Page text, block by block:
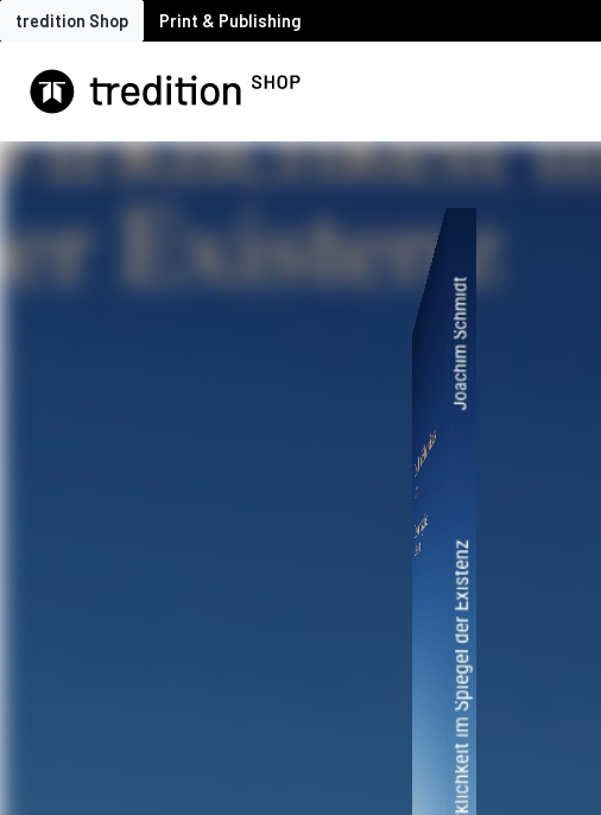
tredition Shop Print & Publishing